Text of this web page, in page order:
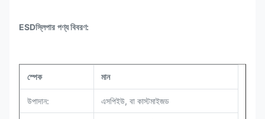
ESDস্লিপার পণ্য বিবরণ:
স্পেক মান
উপাদান: এসপিইউ, বা কাস্টমাইজড